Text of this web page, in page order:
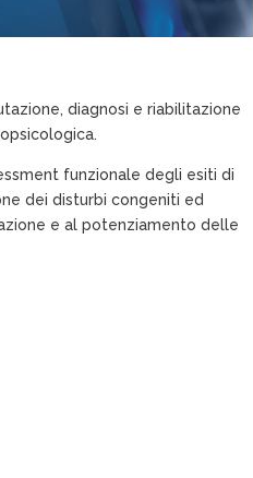
diagnosi e riabilitazione
funzionale degli esiti di
dei disturbi congeniti ed
e alpotenziamento delle